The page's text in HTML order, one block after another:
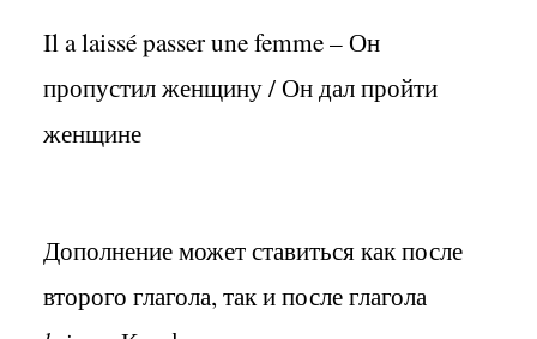
Il a laissé passer une femme –Он
пропустил женщину /Ондал пройти
женщине
Дополнение может ставиться как после
второго глагола, так и после глагола